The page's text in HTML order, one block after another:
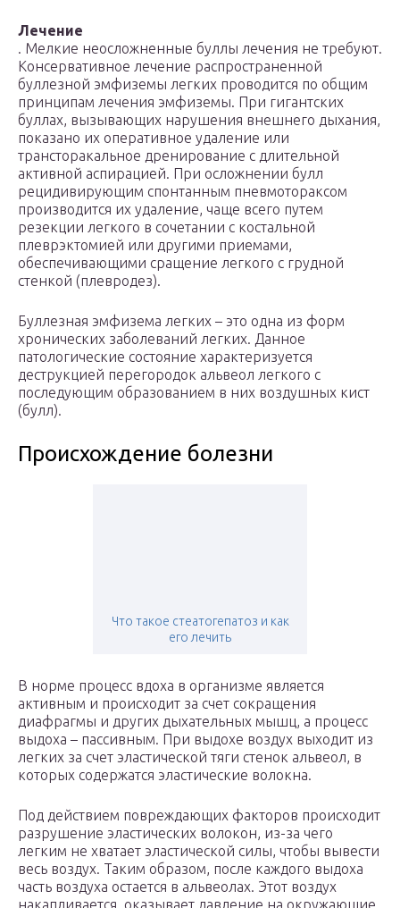
Лечение
. Мелкие неосложненные буллы лечения не требуют.
Консервативное лечение распространенной
буллезной эмфиземы легких проводится по общим
принципам лечения эмфиземы. При гигантских
буллах, вызывающих нарушения внешнего дыхания,
показано их оперативное удаление или
трансторакальное дренирование с длительной
активной аспирацией. При осложнении булл
рецидивирующим спонтанным пневмотораксом
производится их удаление, чаще всего путем
резекции легкого в сочетании с костальной
плеврэктомией или другими приемами,
обеспечивающими сращение легкого с грудной
стенкой (плевродез).
Буллезная эмфизема легких – это одна из форм
хронических заболеваний легких. Данное
патологические состояние характеризуется
деструкцией перегородок альвеол легкого с
последующим образованием в них воздушных кист
(булл).
Происхождение болезни
Что такое стеатогепатоз и как
его лечить
В норме процесс вдоха в организме является
активным и происходит за счет сокращения
диафрагмы и других дыхательных мышц, а процесс
выдоха – пассивным. При выдохе воздух выходит из
легких за счет эластической тяги стенок альвеол, в
которых содержатся эластические волокна.
Под действием повреждающих факторов происходит
разрушение эластических волокон, из-за чего
легким не хватает эластической силы, чтобы вывести
весь воздух. Таким образом, после каждого выдоха
часть воздуха остается в альвеолах. Этот воздух
накапливается, оказывает давление на окружающие